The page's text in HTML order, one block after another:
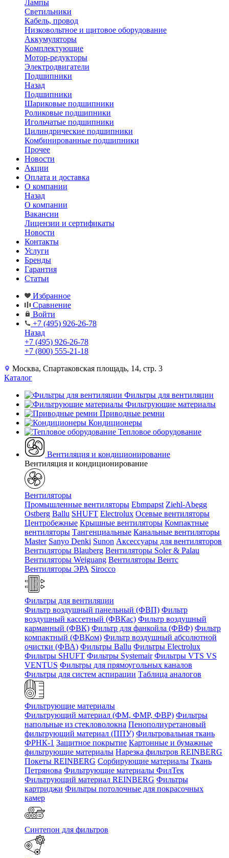
Лампы
Светильники
Кабель, провод
Низковольтное и щитовое оборудование
Аккумуляторы
Комплектующие
Мотор-редукторы
Электродвигатели
Подшипники
Назад
Подшипники
Шариковые подшипники
Роликовые подшипники
Игольчатые подшипники
Цилиндрические подшипники
Комбинированные подшипники
Прочее
Новости
Акции
Оплата и доставка
О компании
Назад
О компании
Вакансии
Лицензии и сертификаты
Новости
Контакты
Услуги
Бренды
Гарантия
Статьи
Избранное
Сравнение
Войти
+7 (495) 926-26-78
Назад
+7 (495) 926-26-78
+7 (800) 555-21-18
Москва, Спартаковская площадь, 14, стр. 3
Каталог
Фильтры для вентиляции
Фильтрующие материалы
Приводные ремни
Кондиционеры
Тепловое оборудование
Вентиляция и кондиционирование
Вентиляция и кондиционирование
Вентиляторы
Промышленные вентиляторы Ebmpapst Ziehl-Abegg
Ostberg Ballu SHUFT Electrolux Осевые вентиляторы
Центробежные Крышные вентиляторы Компактные
вентиляторы Тангенциальные Канальные вентиляторы
Master Sanyo Denki Sunon Аксессуары для вентиляторов
Вентиляторы Blauberg Вентиляторы Soler & Palau
Вентиляторы Weiguang Вентиляторы Вентс
Вентиляторы ЭРА Sirocco
Фильтры для вентиляции
Фильтр воздушный панельный (ФВП) Фильтр
воздушный кассетный (ФВКас) Фильтр воздушный
карманный (ФВК) Фильтр для фанкойла (ФВФ) Фильтр
компактный (ФВКом) Фильтр воздушный абсолютной
очистки (ФВА) Фильтры Ballu Фильтры Electrolux
Фильтры SHUFT Фильтры Systemair Фильтры VTS VS
VENTUS Фильтры для прямоугольных каналов
Фильтры для систем аспирации Таблица аналогов
Фильтрующие материалы
Фильтрующий материал (ФМ, ФМР, ФВР) Фильтры
напольные из стекловолокна Пенополиуретановый
фильтрующий материал (ППУ) Фильтровальная ткань
ФРНК-1 Защитное покрытие Картонные и бумажные
фильтрующие материалы Нарезка фильтров REINBERG
Покеты REINBERG Сорбирующие материалы Ткань
Петрянова Фильтрующие материалы ФилТек
Фильтрующий материал REINBERG Фильтры
картриджи Фильтры потолочные для покрасочных
камер
Синтепон для фильтров